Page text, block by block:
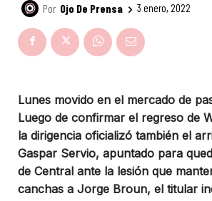
Por Ojo De Prensa 3 enero, 2022
Lunes movido en el mercado de
Luego de confirmar el regreso de
la dirigencia oficializó también el
Gaspar Servio, apuntado para
de Central ante la lesión que
canchas a Jorge Broun, el titular